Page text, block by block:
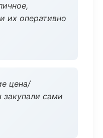
их оперативно
цена/
сами